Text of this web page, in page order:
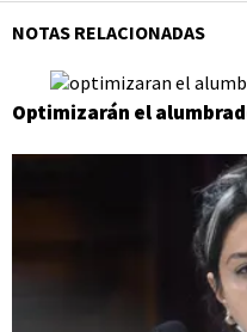
NOTAS RELACIONADAS
Optimizarán el